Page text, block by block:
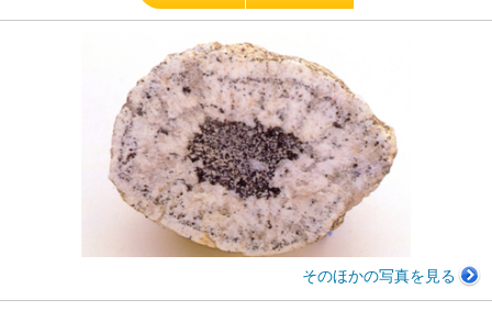
そのほかの写真を見る